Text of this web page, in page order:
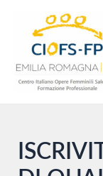
contenuto